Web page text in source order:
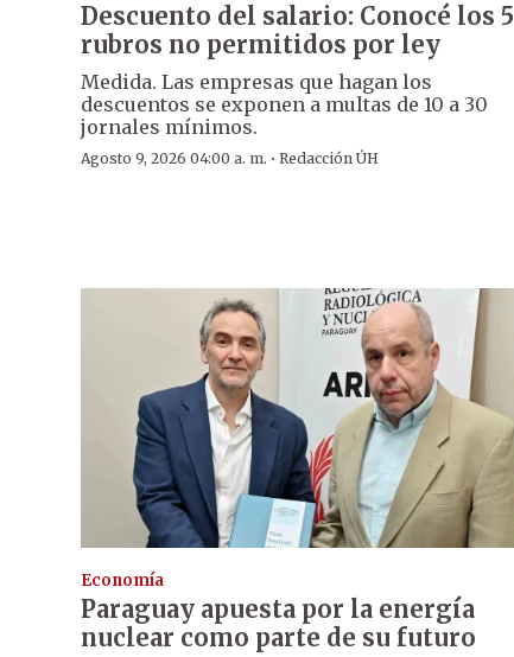
Descuento del salario: Conocé los 5
rubros no permitidos por ley
Medida. Las empresas que hagan los
descuentos se exponen a multas de 10 a 30
jornales mínimos.
Agosto 9, 2026 04:00 a. m. · Redacción ÚH
Economía
Paraguay apuesta por la energía
nuclear como parte de su futuro